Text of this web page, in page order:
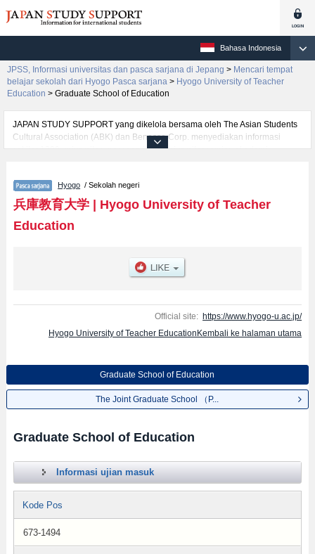
Bahasa Indonesia
JPSS, Informasi universitas dan pasca sarjana di Jepang > Mencari tempat
belajar sekolah dari Hyogo Pasca sarjana > Hyogo University of Teacher
Education > Graduate School of Education
JAPAN STUDY SUPPORT yang dikelola bersama oleh The Asian Students
Cultural Association (ABK) dan Benesse Corp. menyediakan informasi
sekitar 1300 universitas, pascasarjana, universitas yunior, akademi
mencakup informasi per jurusan riset seperti %% research %%, serta
berbagai informasi yang berguna bagi mahasiswa(i) mancanegara seperti
kuota untuk jumlah pendaftar dan jumlah kelulusan ujian masuk
mahasiswa(i) mancanegara, informasi mengenai ujian masuk, prasarana
Hyogo / Sekolah negeri
兵庫教育大学| Hyogo University of Teacher
Education
Official site: https://www.hyogo-u.ac.jp/
Hyogo University of Teacher EducationKembali ke halaman utama
Graduate School of Education
The Joint Graduate School （P...
Graduate School of Education
Informasi ujian masuk
Kode Pos
673-1494